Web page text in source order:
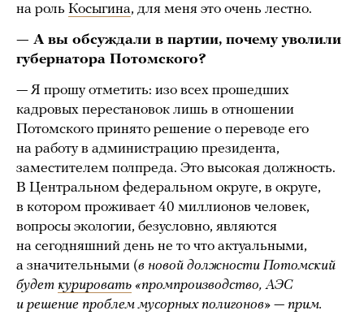
на роль Косыгина, для меня это очень лестно.
— А вы обсуждали в партии, почему уволили
губернатора Потомского?
— Я прошу отметить: изо всех прошедших
кадровых перестановок лишь в отношении
Потомского принято решение о переводе его
на работу в администрацию президента,
заместителем полпреда. Это высокая должность.
В Центральном федеральном округе, в округе,
в котором проживает 40 миллионов человек,
вопросы экологии, безусловно, являются
на сегодняшний день не то что актуальными,
а значительными (в новой должности Потомский
будет курировать «промпроизводство, АЭС
и решение проблем мусорных полигонов» — прим.